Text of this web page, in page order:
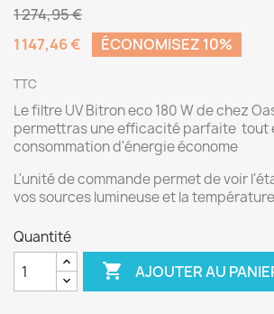
1 274,95 €
1 147,46 €
ÉCONOMISEZ 10%
TTC
Le filtre UV Bitron eco 180 W de chez
permettras une efficacité parfaite tout
consommation d'énergie économe
L'unité de commande permet de voir
vos sources lumineuse et la
Quantité
 AJOUTER AU